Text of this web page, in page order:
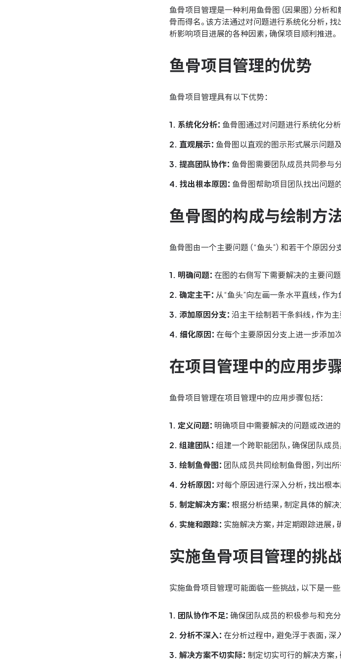
鱼骨项目管理是一种利用鱼骨图（因果图）分析
骨而得名。该方法通过对问题进行系统化分析，
析影响项目进展的各种因素，确保项目顺利推进。
鱼骨项目管理的优势
鱼骨项目管理具有以下优势：
1. 系统化分析： 鱼骨图通过对问题进行系统化分
2. 直观展示： 鱼骨图以直观的图示形式展示问题
3. 提高团队协作： 鱼骨图需要团队成员共同参与
4. 找出根本原因： 鱼骨图帮助项目团队找出问题
鱼骨图的构成与绘制方
鱼骨图由一个主要问题（“鱼头”）和若干个原因分
1. 明确问题： 在图的右侧写下需要解决的主要问题
2. 确定主干： 从“鱼头”向左画一条水平直线，作为
3. 添加原因分支： 沿主干绘制若干条斜线，作为主
4. 细化原因： 在每个主要原因分支上进一步添加
在项目管理中的应用步
鱼骨项目管理在项目管理中的应用步骤包括：
1. 定义问题： 明确项目中需要解决的问题或改进的
2. 组建团队： 组建一个跨职能团队，确保团队成
3. 绘制鱼骨图： 团队成员共同绘制鱼骨图，列出所
4. 分析原因： 对每个原因进行深入分析，找出根本
5. 制定解决方案： 根据分析结果，制定具体的解决
6. 实施和跟踪： 实施解决方案，并定期跟踪进展，
实施鱼骨项目管理的挑
实施鱼骨项目管理可能面临一些挑战，以下是一些
1. 团队协作不足： 确保团队成员的积极参与和充分
2. 分析不深入： 在分析过程中，避免浮于表面，深
3. 解决方案不切实际： 制定切实可行的解决方案